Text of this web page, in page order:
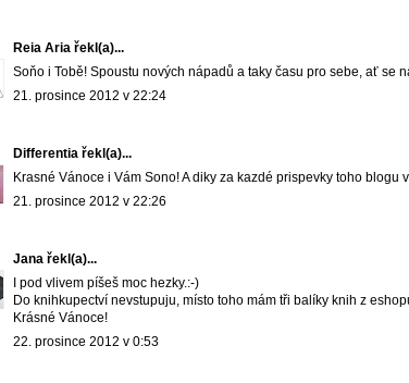
Reia Aria řekl(a)...
Soňo i Tobě! Spoustu nových nápadů a taky času pro sebe, ať se
21. prosince 2012 v 22:24
Differentia řekl(a)...
Krasné Vánoce i Vám Sono! A diky za kazdé prispevky toho blogu
21. prosince 2012 v 22:26
Jana řekl(a)...
I pod vlivem píšeš moc hezky.:-)
Do knihkupectví nevstupuju, místo toho mám tři balíky knih z
Krásné Vánoce!
22. prosince 2012 v 0:53